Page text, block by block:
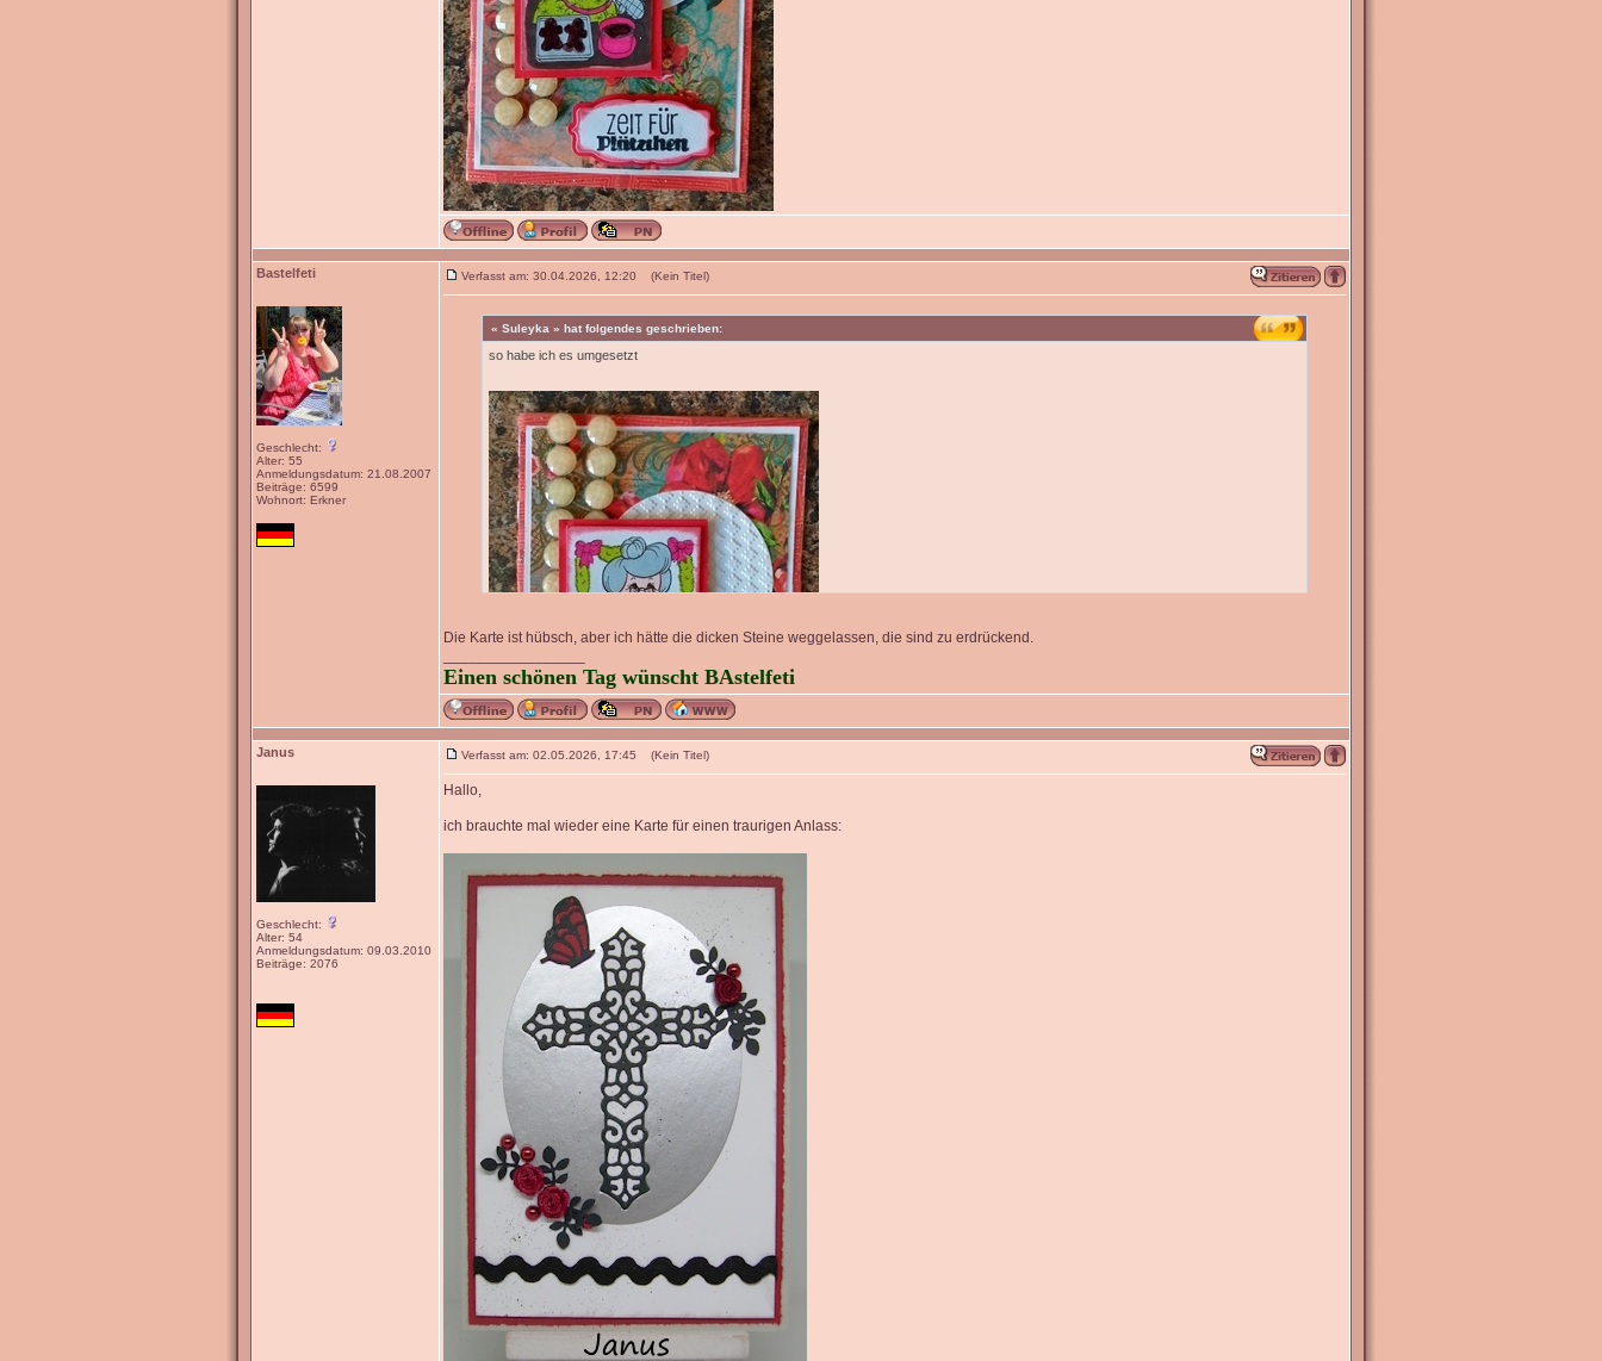
Bastelfeti
Geschlecht:
Alter: 55
Anmeldungsdatum: 21.08.2007
Beiträge: 6599
Wohnort: Erkner
Verfasst am: 30.04.2026, 12:20 (Kein Titel)
« Suleyka » hat folgendes geschrieben:
so habe ich es umgesetzt
Die Karte ist hübsch, aber ich hätte die dicken Steine weggelassen, die sind zu erdrückend.
Einen schönen Tag wünscht BAstelfeti
Janus
Geschlecht:
Alter: 54
Anmeldungsdatum: 09.03.2010
Beiträge: 2076
Verfasst am: 02.05.2026, 17:45 (Kein Titel)
Hallo,
ich brauchte mal wieder eine Karte für einen traurigen Anlass: